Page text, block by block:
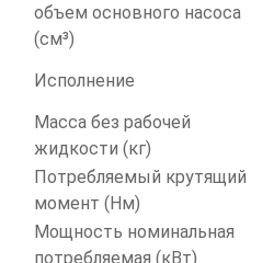
объем основного насоса
(см³)
Исполнение
Масса без рабочей
жидкости (кг)
Потребляемый крутящий
момент (Нм)
Мощность номинальная
потребляемая (кВт)